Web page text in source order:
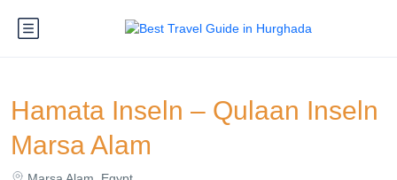
Hamata Inseln – Qulaan Inseln
Marsa Alam